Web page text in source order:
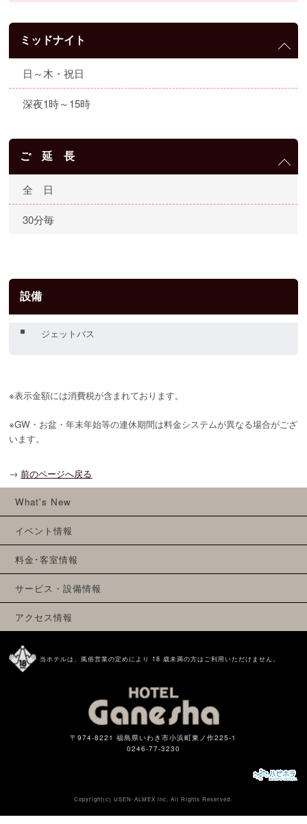
ミッドナイト
日～木・祝日
深夜1時～15時
ご 延 長
全 日
30分毎
設備
ジェットバス
※表示金額には消費税が含まれております。
※GW・お盆・年末年始等の連休期間は料金システムが異なる場合がござ
います。
→ 前のページへ戻る
What's New
イベント情報
料金･客室情報
サービス・設備情報
アクセス情報
当ホテルは、風俗営業の定めにより 18 歳未満の方はご利用いただけません。
〒974-8221 福島県いわき市小浜町東ノ作225-1
0246-77-3230
Copyright(c)USEN-ALMEX inc, All Rights Reserved.